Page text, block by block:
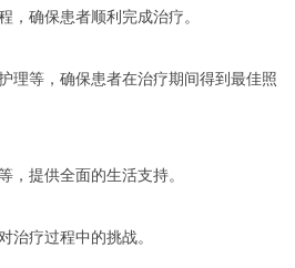
，确保患者顺利完成治疗。
理等，确保患者在治疗期间得到最佳照
，提供全面的生活支持。
治疗过程中的挑战。